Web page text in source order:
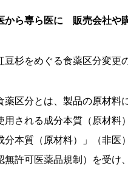
から専ら医に 販売会社や
杉をめぐる食薬区分変更
区分とは、製品の原材料
用される成分本質（原材料
分本質（原材料）」（非医
無許可医薬品規制）を受け